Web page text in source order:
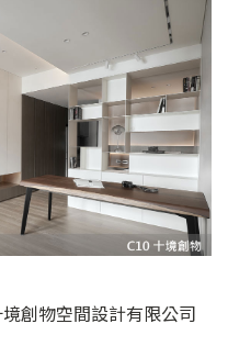
創物空間設計有限公司